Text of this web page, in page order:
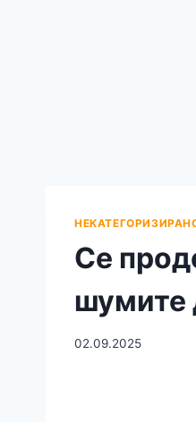
Се
шумите
02.09.2025